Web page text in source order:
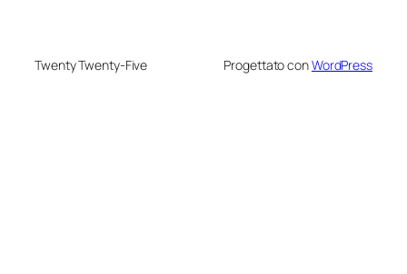
Twenty Twenty-Five Progettato conWordPress